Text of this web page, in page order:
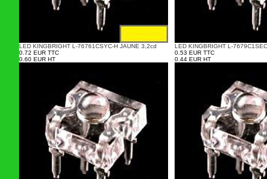
LED KINGBRIGHT L-76761CSYC-H JAUNE 3,2cd
0.72 EUR TTC
0.60 EUR HT
LED KINGBRIGHT L-
0.53 EUR TTC
0.44 EUR HT